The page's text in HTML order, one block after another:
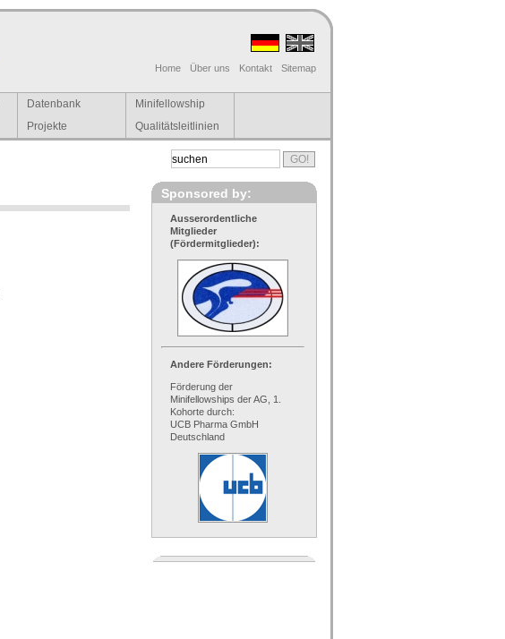
Home Über uns Kontakt Sitemap
Datenbank
Minifellowship
Projekte Qualitätsleitlinien
Sponsored by:
Ausserordentliche
Mitglieder
(Fördermitglieder):
Andere Förderungen:
Förderung der
Minifellowships der AG, 1.
Kohorte durch:
UCB Pharma GmbH
Deutschland